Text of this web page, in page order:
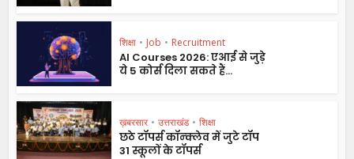
शिक्षा • Job • Recruitment
AI Courses 2026: एआई से जुड़े
ये 5 कोर्स दिला सकते हैं...
ख़बरसार • उत्तराखंड • शिक्षा
छठे टॉपर्स कॉन्क्लेव में जुटे टॉप
31 स्कूलों के टॉपर्स